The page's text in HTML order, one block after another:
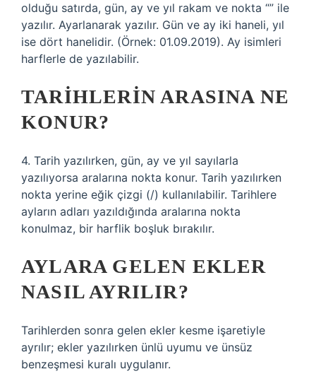
olduğu satırda, gün, ay ve yıl rakam ve nokta “” ile
yazılır. Ayarlanarak yazılır. Gün ve ay iki haneli, yıl
ise dört hanelidir. (Örnek: 01.09.2019). Ay isimleri
harflerle de yazılabilir.
TARIHLERIN ARASINA NE
KONUR?
4. Tarih yazılırken, gün, ay ve yıl sayılarla
yazılıyorsa aralarına nokta konur. Tarih yazılırken
nokta yerine eğik çizgi (/) kullanılabilir. Tarihlere
ayların adları yazıldığında aralarına nokta
konulmaz, bir harflik boşluk bırakılır.
AYLARA GELEN EKLER
NASIL AYRILIR?
Tarihlerden sonra gelen ekler kesme işaretiyle
ayrılır; ekler yazılırken ünlü uyumu ve ünsüz
benzeşmesi kuralı uygulanır.